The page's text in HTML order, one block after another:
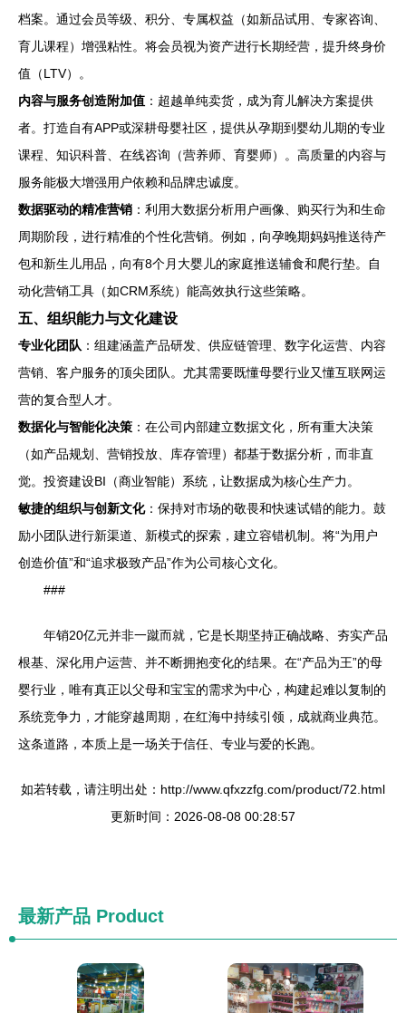
档案。通过会员等级、积分、专属权益（如新品试用、专家咨询、
育儿课程）增强粘性。将会员视为资产进行长期经营，提升终身价
值（LTV）。
内容与服务创造附加值 ：超越单纯卖货，成为育儿解决方案提供
者。打造自有APP或深耕母婴社区，提供从孕期到婴幼儿期的专业
课程、知识科普、在线咨询（营养师、育婴师）。高质量的内容与
服务能极大增强用户依赖和品牌忠诚度。
数据驱动的精准营销 ：利用大数据分析用户画像、购买行为和生命
周期阶段，进行精准的个性化营销。例如，向孕晚期妈妈推送待产
包和新生儿用品，向有8个月大婴儿的家庭推送辅食和爬行垫。自
动化营销工具（如CRM系统）能高效执行这些策略。
五、组织能力与文化建设
专业化团队 ：组建涵盖产品研发、供应链管理、数字化运营、内容
营销、客户服务的顶尖团队。尤其需要既懂母婴行业又懂互联网运
营的复合型人才。
数据化与智能化决策 ：在公司内部建立数据文化，所有重大决策
（如产品规划、营销投放、库存管理）都基于数据分析，而非直
觉。投资建设BI（商业智能）系统，让数据成为核心生产力。
敏捷的组织与创新文化：保持对市场的敬畏和快速试错的能力。鼓
励小团队进行新渠道、新模式的探索，建立容错机制。将“为用户
创造价值”和“追求极致产品”作为公司核心文化。
###
年销20亿元并非一蹴而就，它是长期坚持正确战略、夯实产品
根基、深化用户运营、并不断拥抱变化的结果。在“产品为王”的母
婴行业，唯有真正以父母和宝宝的需求为中心，构建起难以复制的
系统竞争力，才能穿越周期，在红海中持续引领，成就商业典范。
这条道路，本质上是一场关于信任、专业与爱的长跑。
如若转载，请注明出处：http://www.qfxzzfg.com/product/72.html
更新时间：2026-08-08 00:28:57
最新产品 Product